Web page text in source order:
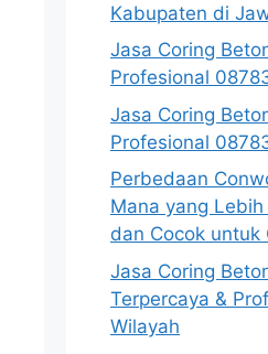
Kabupaten di
Jasa Coring
Profesional
Jasa Coring
Profesional
Perbedaan
Mana yang
dan Cocok untuk
Jasa Coring
Terpercaya &
Wilayah